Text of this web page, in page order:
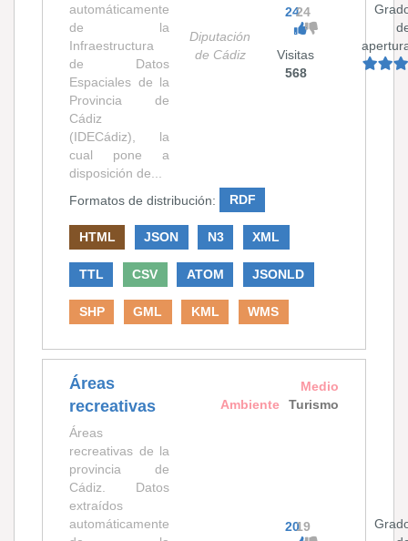
automáticamente
de la
Infraestructura
de Datos
Espaciales de la
Provincia de
Cádiz
(IDECádiz), la
cual pone a
disposición de...
Diputación
de Cádiz
2424
Visitas
568
Formatos de distribución: RDF
HTML JSON N3 XML
TTL CSV ATOM JSONLD
SHP GML KML WMS
Áreas
recreativas
Medio
Ambiente
Turismo
Áreas
recreativas de la
provincia de
Cádiz. Datos
extraídos
automáticamente
2019